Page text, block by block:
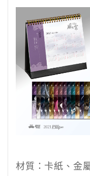
材質：卡紙、金